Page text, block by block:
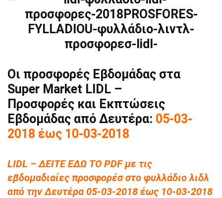
Οι προσφορές Εβδομάδας στα
Super Market LIDL –
Προσφορές και Εκπτώσεις
Εβδομάδας από Δευτέρα: 05-03-
2018 έως 10-03-2018
LIDL – ΔΕΙΤΕ ΕΔΩ ΤΟ PDF με τις
εβδομαδιαίες προσφορέσ στο φυλλάδιο λιδλ
από την Δευτέρα 05-03-2018 έως 10-03-2018